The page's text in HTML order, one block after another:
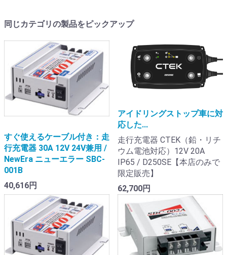
同じカテゴリの製品をピックアップ
すぐ使えるケーブル付き：走
行充電器 30A 12V 24V兼用 /
NewEra ニューエラー SBC-
001B
40,616円
アイドリングストップ車に対
応した...
走行充電器 CTEK（鉛・リチ
ウム電池対応）12V 20A
IP65 / D250SE【本店のみで
限定販売】
62,700円